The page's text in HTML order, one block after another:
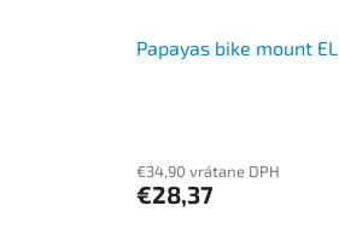
Papayas bike mount EL
€34,90 vrátane DPH
€28,37